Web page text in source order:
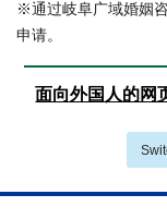
※通过岐阜广域婚姻
申请。
面向外国人的网